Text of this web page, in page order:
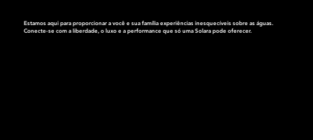
Estamos aqui para proporcionar a você e sua família experiências inesquecíveis sobre as águas.
Conecte-se com a liberdade, o luxo e a performance que sóuma Solara pode oferecer.